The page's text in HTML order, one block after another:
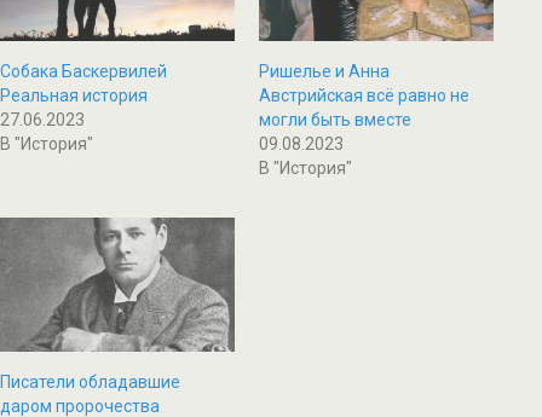
Собака Баскервилей
Реальная история
27.06.2023
В "История"
Ришелье и Анна
Австрийская всё равно не
могли быть вместе
09.08.2023
В "История"
Писатели обладавшие
даром пророчества